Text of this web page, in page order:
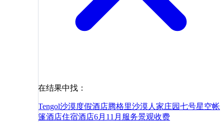
在结果中找：
Tengol沙漠度假酒店腾格里沙漠人家庄园七号星空帐
篷酒店住宿酒店6月 11月 服务景观收费